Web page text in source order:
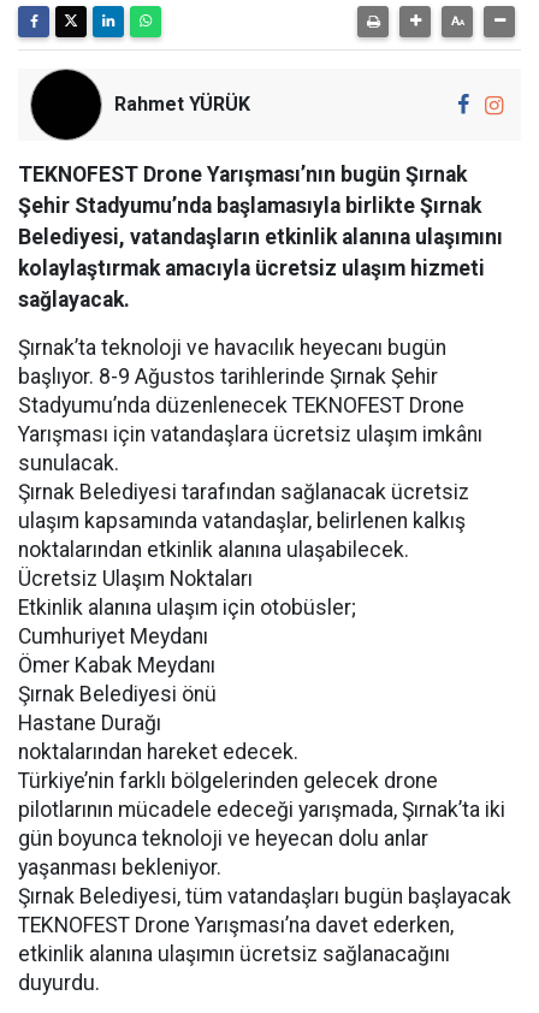
Rahmet YÜRÜK
TEKNOFEST Drone Yarışması’nın bugün Şırnak
Şehir Stadyumu’nda başlamasıyla birlikte Şırnak
Belediyesi, vatandaşların etkinlik alanına ulaşımını
kolaylaştırmak amacıyla ücretsiz ulaşım hizmeti
sağlayacak.
Şırnak’ta teknoloji ve havacılık heyecanı bugün
başlıyor. 8-9 Ağustos tarihlerinde Şırnak Şehir
Stadyumu’nda düzenlenecek TEKNOFEST Drone
Yarışması için vatandaşlara ücretsiz ulaşım imkânı
sunulacak.
Şırnak Belediyesi tarafından sağlanacak ücretsiz
ulaşım kapsamında vatandaşlar, belirlenen kalkış
noktalarından etkinlik alanına ulaşabilecek.
Ücretsiz Ulaşım Noktaları
Etkinlik alanına ulaşım için otobüsler;
Cumhuriyet Meydanı
Ömer Kabak Meydanı
Şırnak Belediyesi önü
Hastane Durağı
noktalarından hareket edecek.
Türkiye’nin farklı bölgelerinden gelecek drone
pilotlarının mücadele edeceği yarışmada, Şırnak’ta iki
gün boyunca teknoloji ve heyecan dolu anlar
yaşanması bekleniyor.
Şırnak Belediyesi, tüm vatandaşları bugün başlayacak
TEKNOFEST Drone Yarışması’na davet ederken,
etkinlik alanına ulaşımın ücretsiz sağlanacağını
duyurdu.